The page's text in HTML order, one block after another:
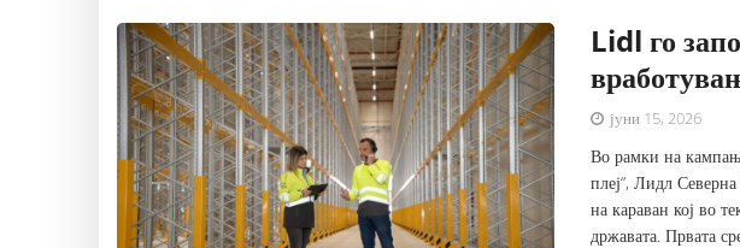
Lidl го
јуни 15, 2026
Во рамки на
плеј“, Лидл
на караван кој во
државата. Првата